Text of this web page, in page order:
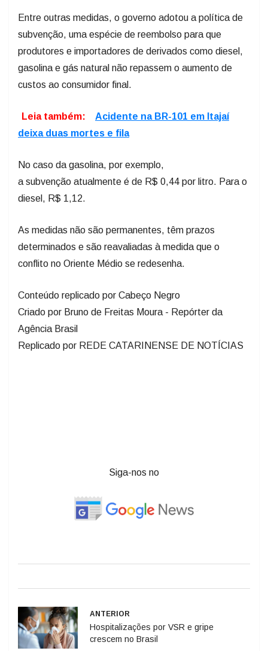
Entre outras medidas, o governo adotou a política de
subvenção, uma espécie de reembolso para que
produtores e importadores de derivados como diesel,
gasolina e gás natural não repassem o aumento de
custos ao consumidor final.
Leia também:
Acidente na BR-101 em Itajaí
deixa duas mortes e fila
No caso da gasolina, por exemplo,
a subvenção atualmente é de R$ 0,44 por litro. Para o
diesel, R$ 1,12.
As medidas não são permanentes, têm prazos
determinados e são reavaliadas à medida que o
conflito no Oriente Médio se redesenha.
Conteúdo replicado por Cabeço Negro
Criado por Bruno de Freitas Moura - Repórter da
Agência Brasil
Replicado por REDE CATARINENSE DE NOTÍCIAS
Siga-nos no
ANTERIOR
Hospitalizações por VSR e gripe
crescem no Brasil